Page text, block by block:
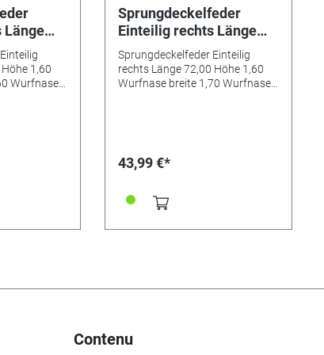
Länge
1,601,60
Wurfnase
Sprungdeckelfeder
Einteilig rechts Länge
72,00 Höhe 1,60
Wurfnase breite 1,70
Wurfnase tiefe 1,50
Sprungdeckelfeder Einteilig
rechts Länge 72,00 Höhe 1,60
Wurfnase breite 1,70 Wurfnase
43,99 €*
Contenu